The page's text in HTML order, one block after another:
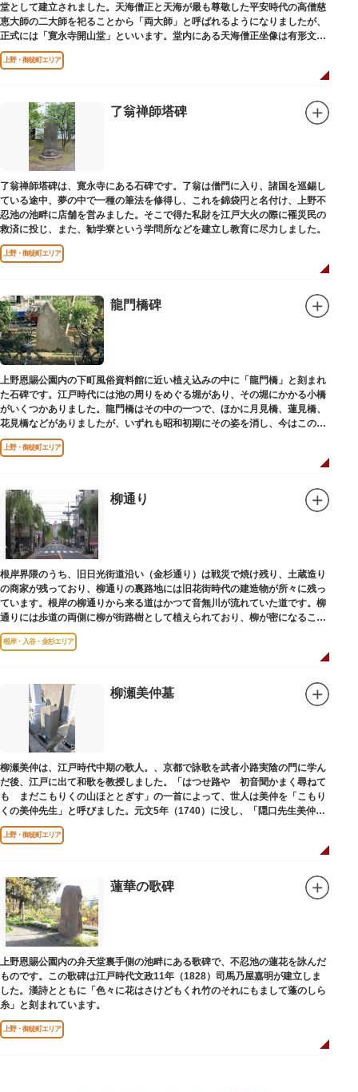
堂として建立されました。天海僧正と天海が最も尊敬した平安時代の高僧慈
恵大師の二大師を祀ることから「両大師」と呼ばれるようになりましたが、
正式には「寛永寺開山堂」といいます。堂内にある天海僧正坐像は有形文化
財に指定されています。
上野・御徒町エリア
了翁禅師塔碑
了翁禅師塔碑は、寛永寺にある石碑です。了翁は僧門に入り、諸国を巡錫し
ている途中、夢の中で一種の筆法を修得し、これを錦袋円と名付け、上野不
忍池の池畔に店舗を営みました。そこで得た私財を江戸大火の際に罹災民の
救済に投じ、また、勧学寮という学問所などを建立し教育に尽力しました。
上野・御徒町エリア
龍門橋碑
上野恩賜公園内の下町風俗資料館に近い植え込みの中に「龍門橋」と刻まれ
た石碑です。江戸時代には池の周りをめぐる堀があり、その堀にかかる小橋
がいくつかありました。龍門橋はその中の一つで、ほかに月見橋、蓮見橋、
花見橋などがありましたが、いずれも昭和初期にその姿を消し、今はこの石
碑にその名残がわずかに残るだけです。
上野・御徒町エリア
柳通り
根岸界隈のうち、旧日光街道沿い（金杉通り）は戦災で焼け残り、土蔵造り
の商家が残っており、柳通りの裏路地には旧花街時代の建造物が所々に残っ
ています。根岸の柳通りから来る道はかつて音無川が流れていた道です。柳
通りには歩道の両側に柳が街路樹として植えられており、柳が密になるこの
通りがかつて花街のあった界隈です。
根岸・入谷・金杉エリア
柳瀬美仲墓
柳瀬美仲は、江戸時代中期の歌人。、京都で詠歌を武者小路実陰の門に学ん
だ後、江戸に出て和歌を教授しました。「はつせ路や 初音聞かまく尋ねて
も まだこもりくの山ほととぎす」の一首によって、世人は美仲を「こもり
くの美仲先生」と呼びました。元文5年（1740）に没し、「隠口先生美仲甫
之墓」と刻まれた墓が教證寺（きょうしょうじ）にあります。
上野・御徒町エリア
蓮華の歌碑
上野恩賜公園内の弁天堂裏手側の池畔にある歌碑で、不忍池の蓮花を詠んだ
ものです。この歌碑は江戸時代文政11年（1828）司馬乃屋嘉明が建立しま
した。漢詩とともに「色々に花はさけどもくれ竹のそれにもまして蓬のしら
糸」と刻まれています。
上野・御徒町エリア